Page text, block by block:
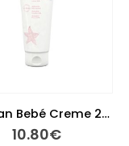
Oleoban Bebé Creme 200 g
10.80€